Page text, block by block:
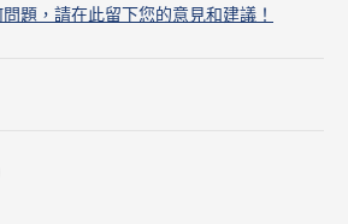
題，請在此留下您的意見和建議！